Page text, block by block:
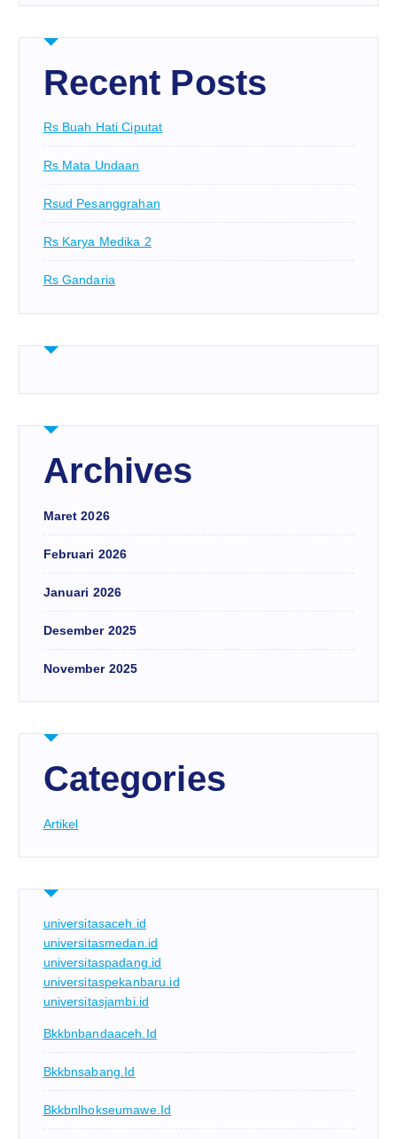
Recent Posts
Rs Buah Hati Ciputat
Rs Mata Undaan
Rsud Pesanggrahan
Rs Karya Medika 2
Rs Gandaria
Archives
Maret 2026
Februari 2026
Januari 2026
Desember 2025
November 2025
Categories
Artikel
universitasaceh.id
universitasmedan.id
universitaspadang.id
universitaspekanbaru.id
universitasjambi.id
Bkkbnbandaaceh.id
Bkkbnsabang.id
Bkkbnlhokseumawe.id